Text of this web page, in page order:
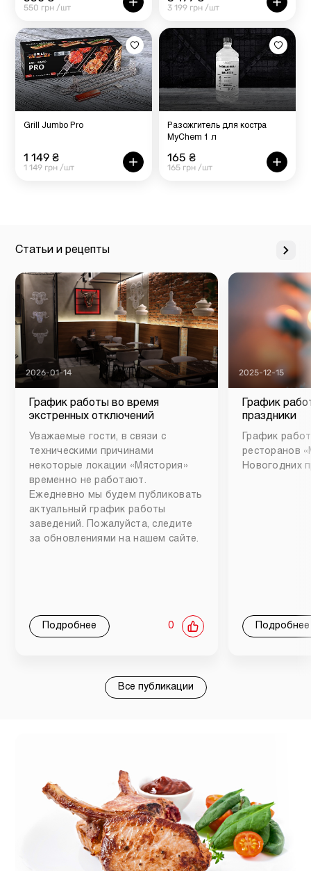
550 грн /шт 3 199 грн /шт
Grill Jumbo Pro
1 149 ₴
1 149 грн /шт
Разожгитель для костра
MyChem 1 л
165 ₴
165 грн /шт
Статьи и рецепты
2026-01-14
График работы во время
экстренных отключений
Уважаемые гости, в связи с
техническими причинами
некоторые локации «Мястория»
временно не работают.
Ежедневно мы будем публиковать
актуальный график работы
заведений. Пожалуйста, следите
за обновлениями на нашем сайте.
Подробнее 0
2025-12-15
График
праздники
График
ресторанов
Новогодних
Подробнее
Все публикации